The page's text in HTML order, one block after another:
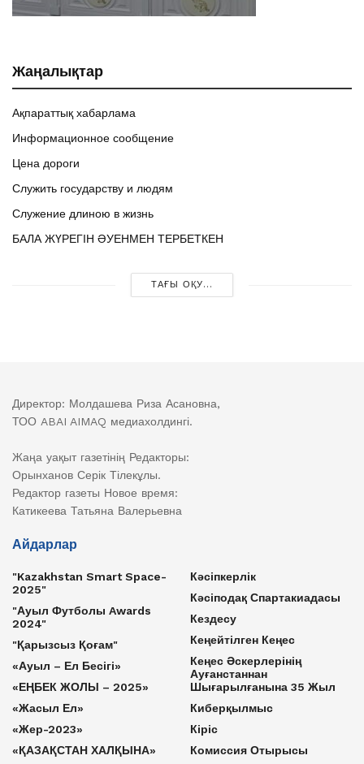
Жаңалықтар
Ақпараттық хабарлама
Информационное сообщение
Цена дороги
Служить государству и людям
Служение длиною в жизнь
БАЛА ЖҮРЕГІН ӘУЕНМЕН ТЕРБЕТКЕН
ТАҒЫ ОҚУ...
Директор: Молдашева Риза Асановна,
ТОО ABAI AIMAQ медиахолдингі.
Жаңа уақыт газетінің Редакторы:
Орынханов Серік Тілекұлы.
Редактор газеты Новое время:
Катикеева Татьяна Валерьевна
Айдарлар
"Kazakhstan Smart Space-
2025"
"Ауыл Футболы Awards
2024"
"Қарызсыз Қоғам"
«Ауыл – Ел Бесігі»
«ЕҢБЕК ЖОЛЫ – 2025»
«Жасыл Ел»
«Жер-2023»
«ҚАЗАҚСТАН ХАЛҚЫНА»
Кәсіпкерлік
Кәсіподақ Спартакиадасы
Кездесу
Кеңейтілген Кеңес
Кеңес Әскерлерінің
Ауғанстаннан
Шығарылғанына 35 Жыл
Киберқылмыс
Кіріс
Комиссия Отырысы